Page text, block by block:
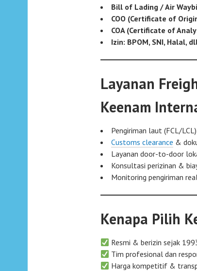
Bill of Lading / Air
COO (Certificate of
COA (Certificate of
Izin: BPOM, SNI, Halal,
Layanan
Keenam
Pengiriman laut (FCL/
Customs clearance &
Layanan door-to-door
Konsultasi perizinan &
Monitoring pengiriman
Kenapa Pilih
Resmi & berizin sejak
Tim profesional dan
Harga kompetitif &